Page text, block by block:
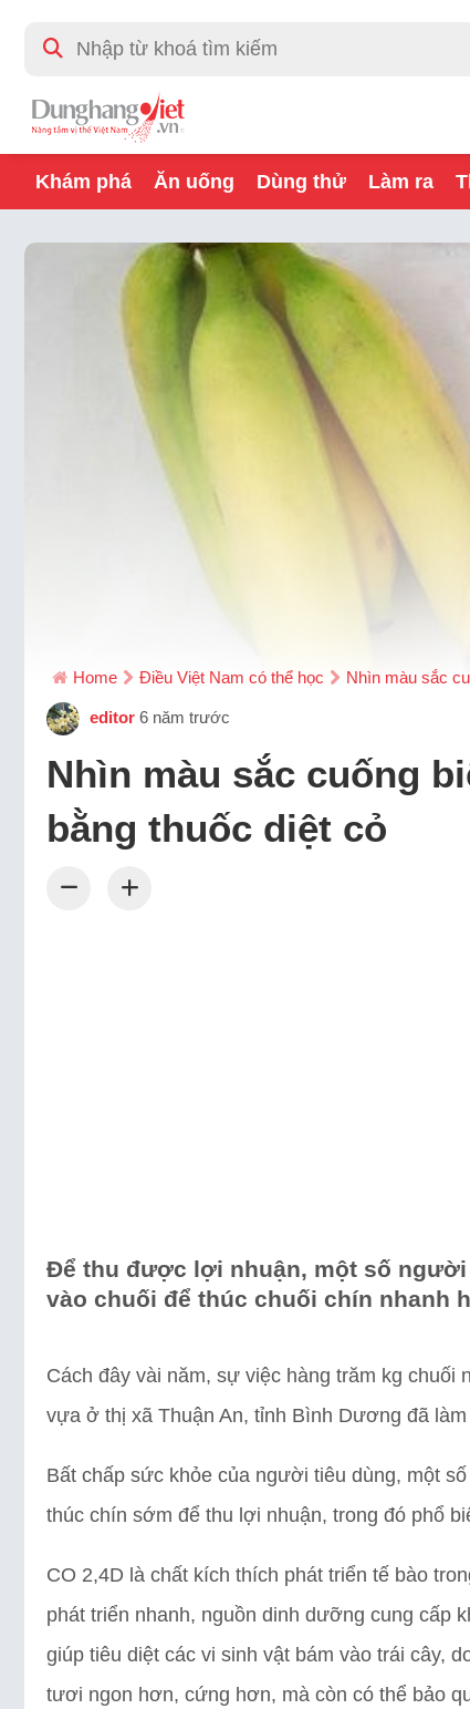
Khám phá Ăn uống Dùng thử Làm ra
Home Điều Việt Nam có thể học Nhìn màu sắc
editor 6 năm trước
Nhìn màu sắc cuống
bằng thuốc diệt cỏ
Để thu được lợi nhuận, một số
vào chuối để thúc chuối chín nhanh
Cách đây vài năm, sự việc hàng trăm kg
vựa ở thị xã Thuận An, tỉnh Bình Dương đã
Bất chấp sức khỏe của người tiêu dùng, một
thúc chín sớm để thu lợi nhuận, trong đó phổ
CO 2,4D là chất kích thích phát triển tế bào
phát triển nhanh, nguồn dinh dưỡng cung cấp
giúp tiêu diệt các vi sinh vật bám vào trái cây,
tươi ngon hơn, cứng hơn, mà còn có thể bảo